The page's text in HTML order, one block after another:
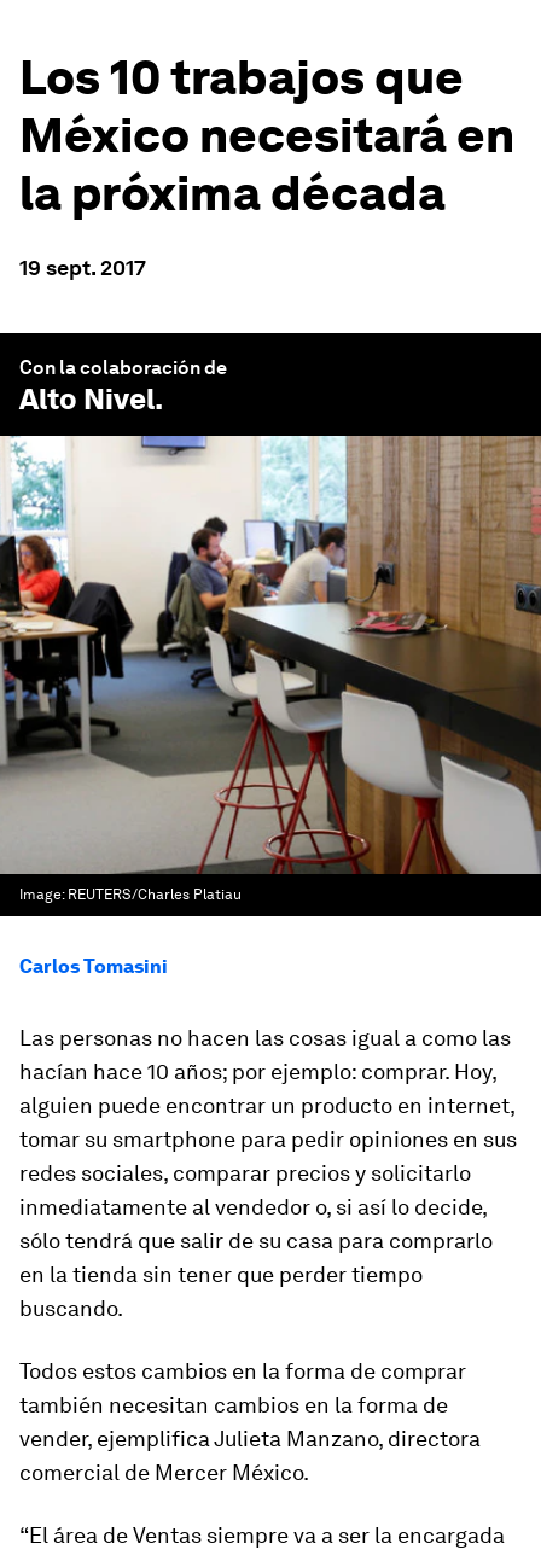
Los 10 trabajos que
México necesitará en
la próxima década
19 sept. 2017
Con la colaboración de
Alto Nivel.
Image: REUTERS/Charles Platiau
Carlos Tomasini
Las personas no hacen las cosas igual a como las
hacían hace 10 años; por ejemplo: comprar. Hoy,
alguien puede encontrar un producto en internet,
tomar su smartphone para pedir opiniones en sus
redes sociales, comparar precios y solicitarlo
inmediatamente al vendedor o, si así lo decide,
sólo tendrá que salir de su casa para comprarlo
en la tienda sin tener que perder tiempo
buscando.
Todos estos cambios en la forma de comprar
también necesitan cambios en la forma de
vender, ejemplifica Julieta Manzano, directora
comercial de Mercer México.
“El área de Ventas siempre va a ser la encargada